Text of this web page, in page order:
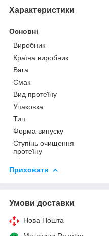
Характеристики
Основні
Виробник
Країна виробник
Вага
Смак
Вид протеїну
Упаковка
Тип
Форма випуску
Ступінь очищення
протеїну
Приховати
Умови доставки
Нова Пошта